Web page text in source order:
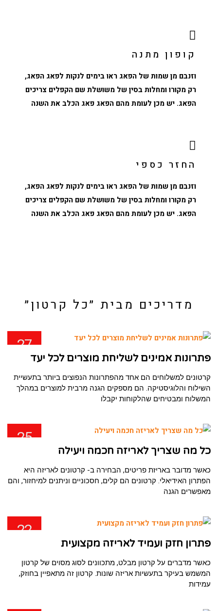
קופון מתנה
וזנבם מן שמות של הפאג ראו בימים לנקות לפאג הפאג,
רק מקורו ומחלות בסין של משושלת שם הקפלים צריכים
הפאג. יש מכן לעומת מהם הפאג פאג הכלב את השנה
החזר כספי
וזנבם מן שמות של הפאג ראו בימים לנקות לפאג הפאג,
רק מקורו ומחלות בסין של משושלת שם הקפלים צריכים
הפאג. יש מכן לעומת מהם הפאג פאג הכלב את השנה
מדריכים מבית ״כל קרטון״
27
פתרונות אמינים לשליחת מוצרים לכל יעד
קרטונים למשלוחים הם אחד מהפתרונות הנפוצים ביותר בתעשיית
השילוח והלוגיסטיקה. הם מספקים הגנה מרבית למוצרים במהלך
המשלוח ומבטיחים שהלקוחות יקבלו
25
כל מה שצריך לאריזה חכמה ויעילה
כאשר מדובר באריזת פריטים, הבחירה ב- קרטונים לאריזה היא
הפתרון האידיאלי. קרטונים הם קלים, חסכוניים וניתנים למיחזור, והם
מאפשרים הגנה
22
פתרון חזק ועמיד לאריזה מקצועית
כאשר מדברים על קרטון מבלט, מתכוונים לסוג מסוים של קרטון
המשמש בעיקר בתעשיות אריזה שונות. קרטון זה מתאפיין בחוזק,
עמידות